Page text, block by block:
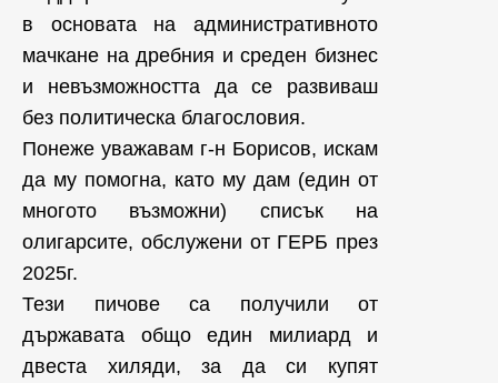
в основата на административното
мачкане на дребния и среден бизнес
и невъзможността да се развиваш
без политическа благословия.
Понеже уважавам г-н Борисов, искам
да му помогна, като му дам (един от
многото възможни) списък на
олигарсите, обслужени от ГЕРБ през
2025г.
Тези пичове са получили от
държавата общо един милиард и
двеста хиляди, за да си купят